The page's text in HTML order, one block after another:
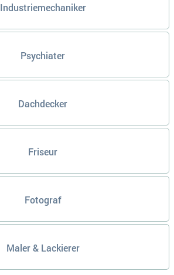
Industriemechaniker
Psychiater
Dachdecker
Friseur
Fotograf
Maler & Lackierer